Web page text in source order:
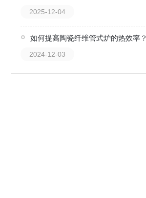
2025-12-04
如何提高陶瓷纤维管式炉的热效率？
2024-12-03